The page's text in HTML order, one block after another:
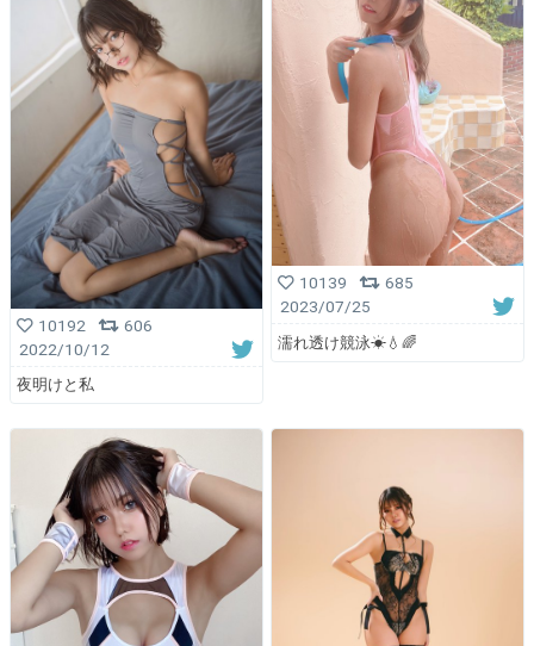
10192
606
2022/10/12
夜明けと私
10139
685
2023/07/25
濡れ透け競泳☀💧🌈